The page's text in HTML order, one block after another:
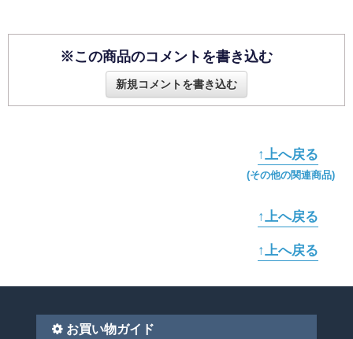
※この商品のコメントを書き込む
新規コメントを書き込む
↑上へ戻る
(その他の関連商品)
↑上へ戻る
↑上へ戻る
お買い物ガイド